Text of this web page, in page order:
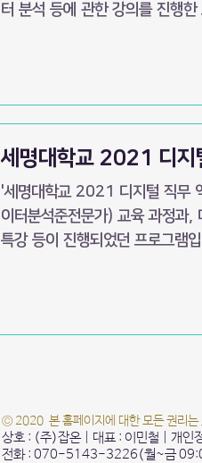
터 분석 등에 관한 강의를 진행한
세명대학교 2021 디지
'세명대학교 2021 디지털 직무
이터분석준전문가) 교육 과정과
특강 등이 진행되었던 프로그램
© 2020 본 홈페이지에 대한 모든 권리
상호 : (주)잡온 | 대표 : 이민철 | 개인
전화 : 070-5143-3226(월~금